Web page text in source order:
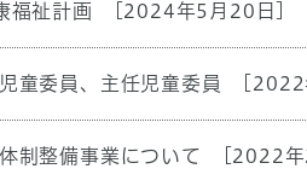
福祉計画 [2024年5月20日]
童委員、主任児童委員 [2022
制整備事業について [2022年